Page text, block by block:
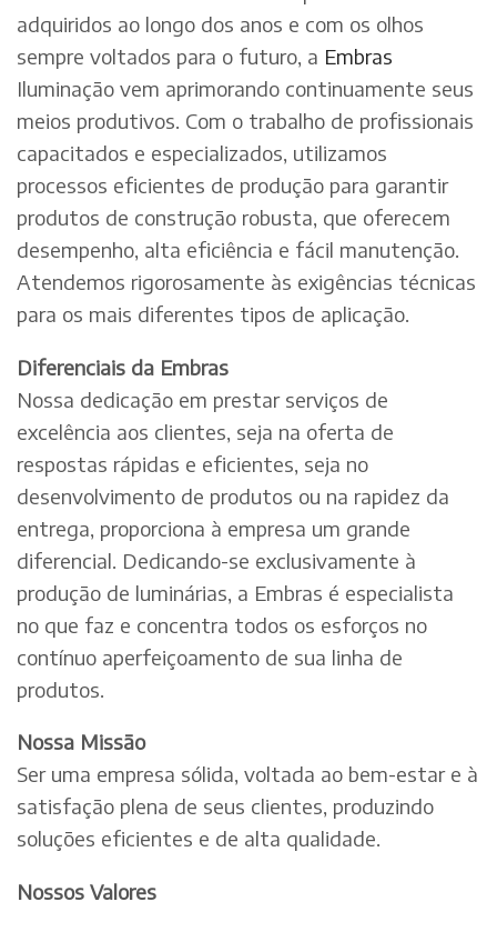
adquiridos ao longo dos anos e com os olhos
sempre voltados para o futuro, a Embras
Iluminação vem aprimorando continuamente seus
meios produtivos. Com o trabalho de profissionais
capacitados e especializados, utilizamos
processos eficientes de produção para garantir
produtos de construção robusta, que oferecem
desempenho, alta eficiência e fácil manutenção.
Atendemos rigorosamente às exigências técnicas
para os mais diferentes tipos de aplicação.
Diferenciais da Embras
Nossa dedicação em prestar serviços de
excelência aos clientes, seja na oferta de
respostas rápidas e eficientes, seja no
desenvolvimento de produtos ou na rapidez da
entrega, proporciona à empresa um grande
diferencial. Dedicando-se exclusivamente à
produção de luminárias, a Embras é especialista
no que faz e concentra todos os esforços no
contínuo aperfeiçoamento de sua linha de
produtos.
Nossa Missão
Ser uma empresa sólida, voltada ao bem-estar e à
satisfação plena de seus clientes, produzindo
soluções eficientes e de alta qualidade.
Nossos Valores